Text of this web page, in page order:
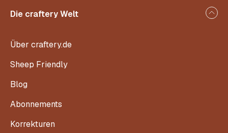
Die craftery Welt
Über craftery.de
Sheep Friendly
Blog
Abonnements
Korrekturen